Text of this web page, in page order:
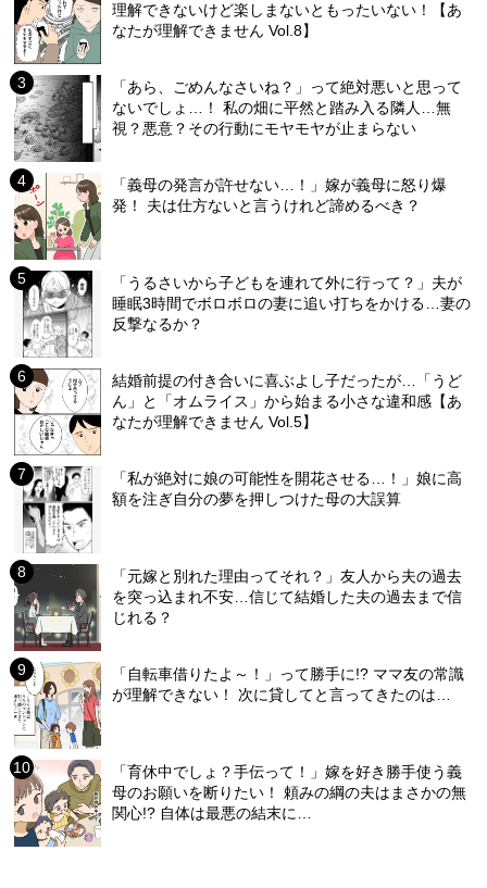
理解できないけど楽しまないともったいない！【あ
なたが理解できません Vol.8】
「あら、ごめんなさいね？」って絶対悪いと思って
ないでしょ…！ 私の畑に平然と踏み入る隣人…無
視？悪意？その行動にモヤモヤが止まらない
「義母の発言が許せない…！」嫁が義母に怒り爆
発！ 夫は仕方ないと言うけれど諦めるべき？
「うるさいから子どもを連れて外に行って？」夫が
睡眠3時間でボロボロの妻に追い打ちをかける…妻の
反撃なるか？
結婚前提の付き合いに喜ぶよし子だったが…「うど
ん」と「オムライス」から始まる小さな違和感【あ
なたが理解できません Vol.5】
「私が絶対に娘の可能性を開花させる…！」娘に高
額を注ぎ自分の夢を押しつけた母の大誤算
「元嫁と別れた理由ってそれ？」友人から夫の過去
を突っ込まれ不安…信じて結婚した夫の過去まで信
じれる？
「自転車借りたよ～！」って勝手に!? ママ友の常識
が理解できない！ 次に貸してと言ってきたのは…
「育休中でしょ？手伝って！」嫁を好き勝手使う義
母のお願いを断りたい！ 頼みの綱の夫はまさかの無
関心!? 自体は最悪の結末に…